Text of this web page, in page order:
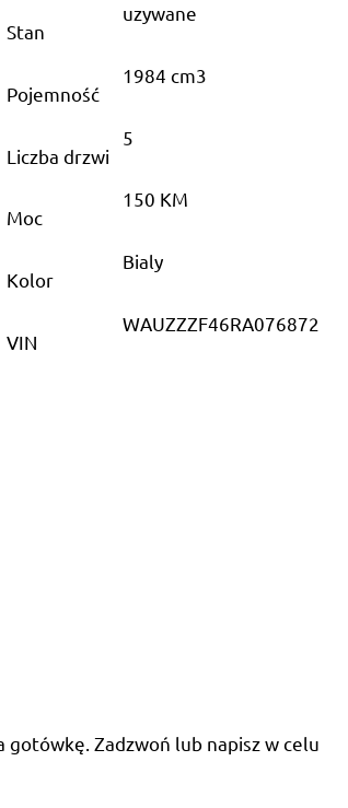
Stan
uzywane
Pojemność
1984 cm3
Liczba drzwi
5
Moc
150 KM
Kolor
Bialy
VIN
WAUZZZF46RA076872
Zadzwoń lub napisz w celu